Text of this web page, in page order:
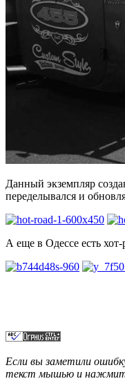
Данный экземпляр
переделывался и
А еще в Одессе есть
Если вы заметили
текст мышью и